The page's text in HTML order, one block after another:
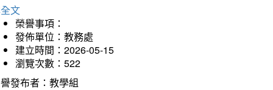
文
榮譽事項：
發佈單位：教務處
建立時間：2026-05-15
瀏覽次數：522
發布者：教學組